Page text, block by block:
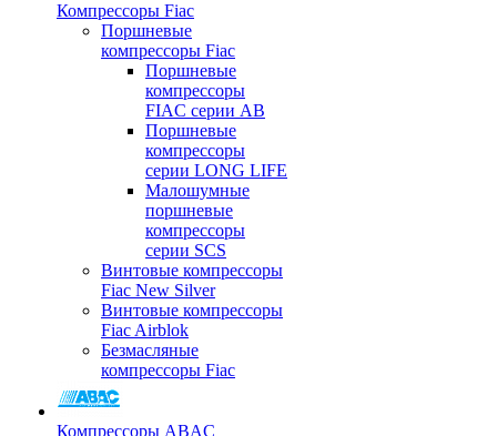
Компрессоры Fiac
Поршневые
компрессоры Fiac
Поршневые
компрессоры
FIAC серии AB
Поршневые
компрессоры
серии LONG LIFE
Малошумные
поршневые
компрессоры
серии SCS
Винтовые компрессоры
Fiac New Silver
Винтовые компрессоры
Fiac Airblok
Безмасляные
компрессоры Fiac
Компрессоры ABAC